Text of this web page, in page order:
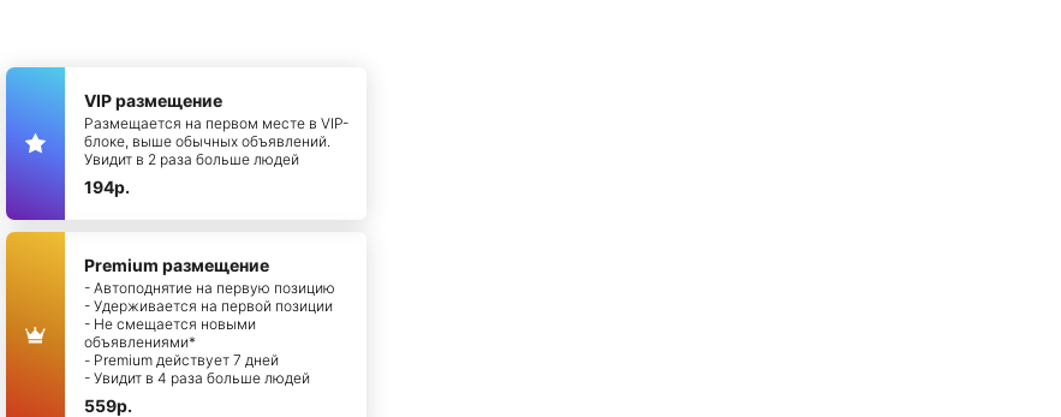
VIP размещение
Размещается на первом месте в VIP-
блоке, выше обычных объявлений.
Увидит в 2 раза больше людей
194р.
Premium размещение
- Автоподнятие на первую позицию
- Удерживается на первой позиции
- Не смещается новыми
объявлениями*
- Premium действует 7 дней
- Увидит в 4 раза больше людей
559р.